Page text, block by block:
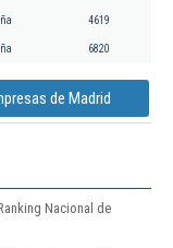
4619
6820
de Madrid
Nacional de